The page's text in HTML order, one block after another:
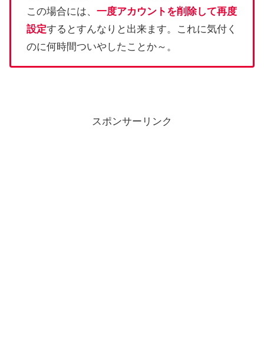
この場合には、 一度アカウントを削除して再度
設定するとすんなりと出来ます。これに気付く
のに何時間ついやしたことか～。
スポンサーリンク